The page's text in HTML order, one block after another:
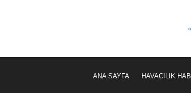
ANA SAYFA HAVACILIK